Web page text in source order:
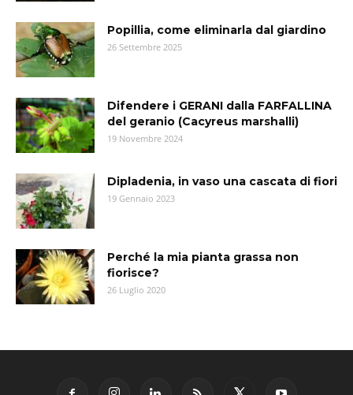
Popillia, come eliminarla dal giardino
26 Settembre 2025
Difendere i GERANI dalla FARFALLINA
del geranio (Cacyreus marshalli)
19 Novembre 2024
Dipladenia, in vaso una cascata di fiori
19 Gennaio 2023
Perché la mia pianta grassa non
fiorisce?
26 Luglio 2020